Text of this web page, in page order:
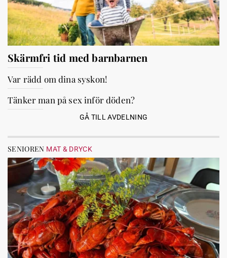
Skärmfri tid med barnbarnen
Var rädd om dina syskon!
Tänker man på sex inför döden?
GÅ TILL AVDELNING
SENIOREN MAT & DRYCK